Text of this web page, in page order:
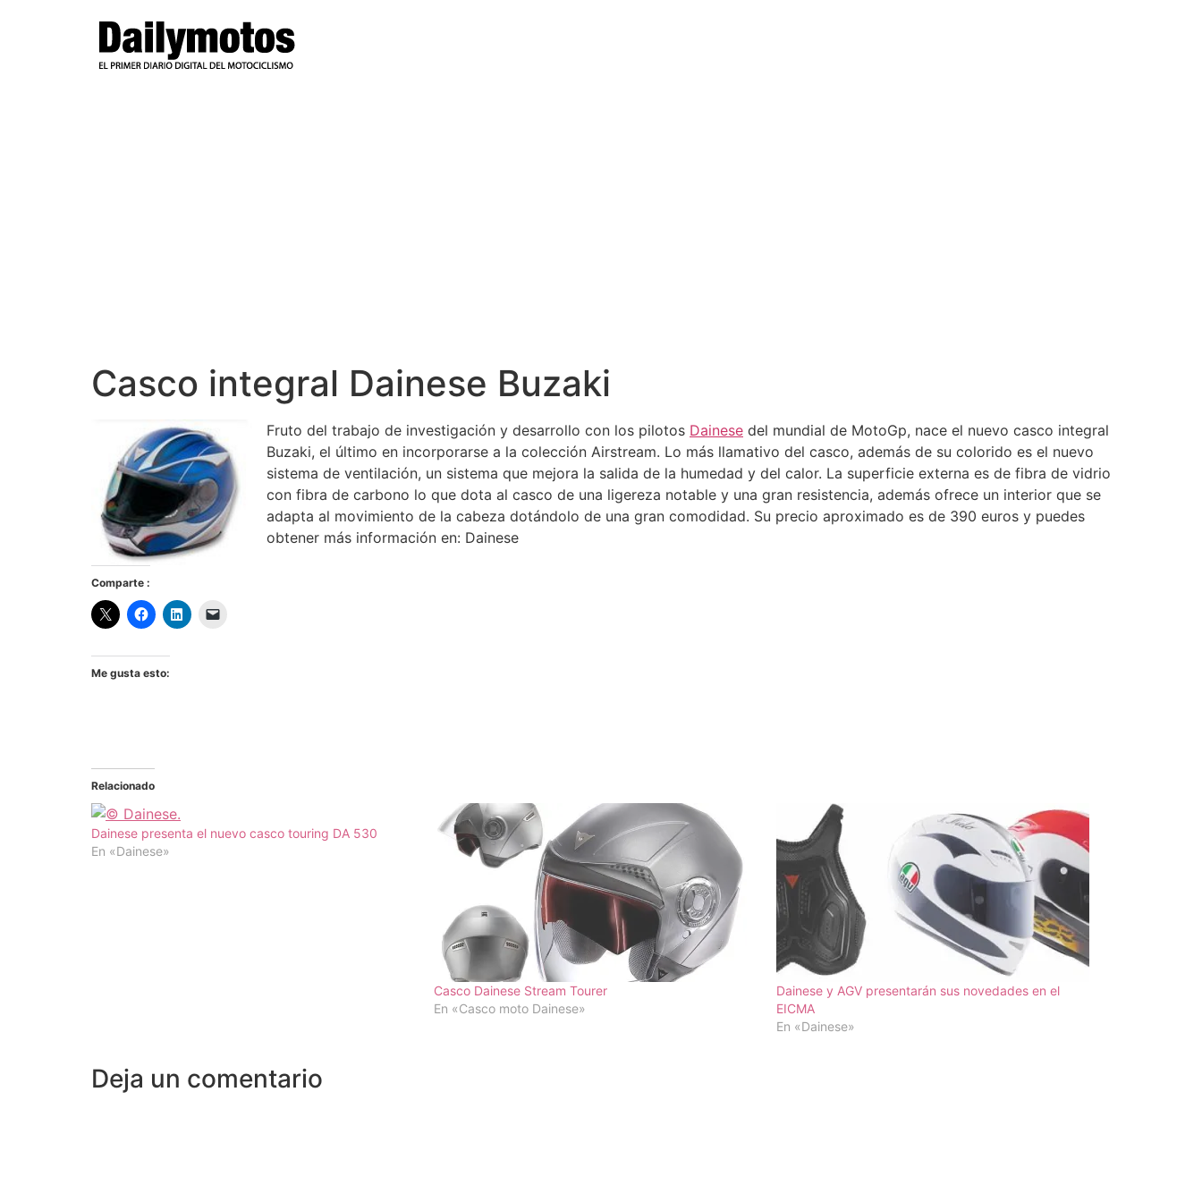
Casco integral Dainese Buzaki
Fruto del trabajo de investigación y desarrollo con los pilotos Dainese del mundial de MotoGp, nace el nuevo casco integral
Buzaki, el último en incorporarse a la colección Airstream. Lo más llamativo del casco, además de su colorido es el nuevo
sistema de ventilación, un sistema que mejora la salida de la humedad y del calor. La superficie externa es de fibra de vidrio
con fibra de carbono lo que dota al casco de una ligereza notable y una gran resistencia, además ofrece un interior que se
adapta al movimiento de la cabeza dotándolo de una gran comodidad. Su precio aproximado es de 390 euros y puedes
obtener más información en: Dainese
Comparte :
Me gusta esto:
Relacionado
Dainese presenta el nuevo casco touring DA 530
En «Dainese»
Casco Dainese Stream Tourer
En «Casco moto Dainese»
Dainese y AGV presentarán sus novedades en el
EICMA
En «Dainese»
Deja un comentario